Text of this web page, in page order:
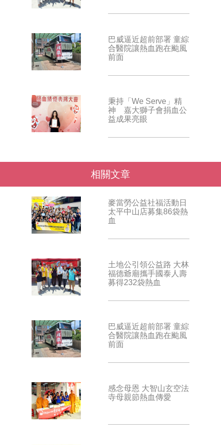
巴威逼近超前部署 童綜
合醫院讓熱血跑在颱風
前面
秉持「We Serve」精
神 嘉大獅子會捐血公
益成果亮眼
相關文章
麥當勞公益社福活動日
太平中山店募集86袋熱
血
土地公引領公益路 大林
福德爺廟攜手國泰人壽
募得232袋熱血
巴威逼近超前部署 童綜
合醫院讓熱血跑在颱風
前面
感念母恩 大智山玄空法
寺母親節熱血傳愛